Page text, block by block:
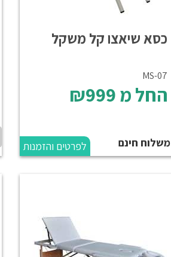
כסא שיאצו קל משקל
MS-07
החל מ
משלוח חינם לפרטים והזמנות